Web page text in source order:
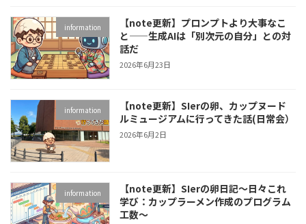
information
【note更新】プロンプトより大事なこ
と——生成AIは「別次元の自分」との対
話だ
2026年6月23日
information
【note更新】SIerの卵、カップヌード
ルミュージアムに行ってきた話(日常会）
2026年6月2日
information
【note更新】SIerの卵日記～日々これ
学び：カップラーメン作成のプログラム
工数～